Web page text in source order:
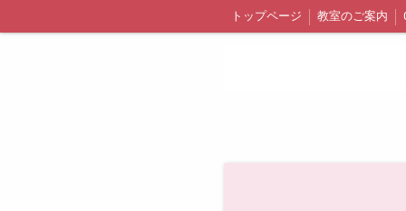
トップページ 教室のご案内